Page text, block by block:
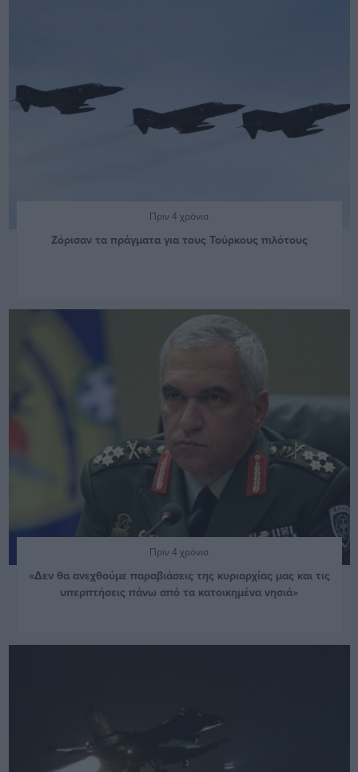
Πριν 4 χρόνια
Ζόρισαν τα πράγματα για τους Τούρκους πιλότους
Πριν 4 χρόνια
«Δεν θα ανεχθούμε παραβιάσεις της κυριαρχίας μας και τις
υπερπτήσεις πάνω από τα κατοικημένα νησιά»